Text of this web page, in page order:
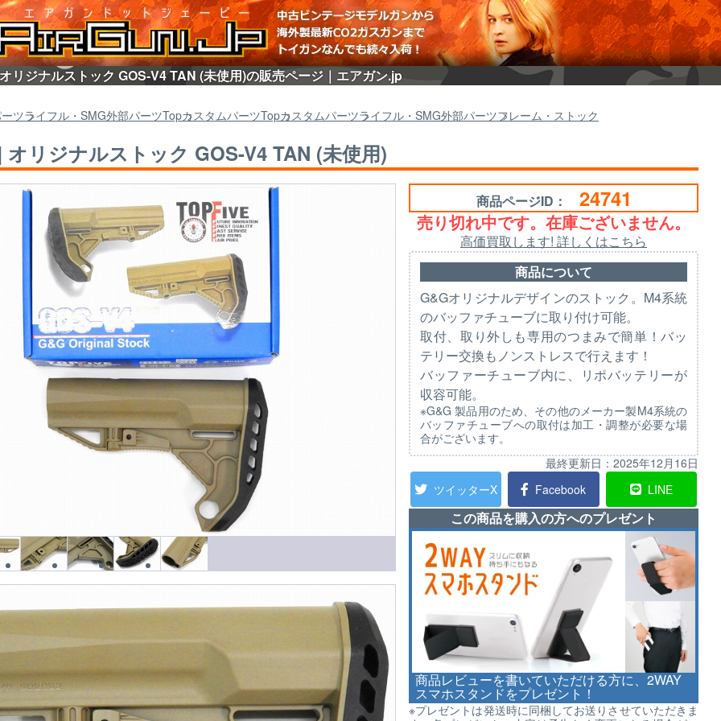
リジナルストック GOS-V4 TAN (未使用)の販売ページ｜エアガン.jp
ツライフル・SMG外部パーツTopカスタムパーツTopカスタムパーツライフル・SMG外部パーツフレーム・ストック
リジナルストック GOS-V4 TAN (未使用)
商品ページID： 24741
売り切れ中です。在庫ございません。
高価買取します! 詳しくはこちら
商品について
G&Gオリジナルデザインのストック。M4系統
のバッファチューブに取り付け可能。
取付、取り外しも専用のつまみで簡単！バッ
テリー交換もノンストレスで行えます！
バッファーチューブ内に、リポバッテリーが
収容可能。
※G&G 製品用のため、その他のメーカー製M4系統の
バッファチューブへの取付は加工・調整が必要な場
合がございます。
最終更新日： 2025年12月16日
ツイッターX
Facebook LINE
この商品を購入の方へのプレゼント
商品レビューを書いていただける方に、2WAY
スマホスタンドをプレゼント！
※プレゼントは発送時に同梱してお送りさせていただきま